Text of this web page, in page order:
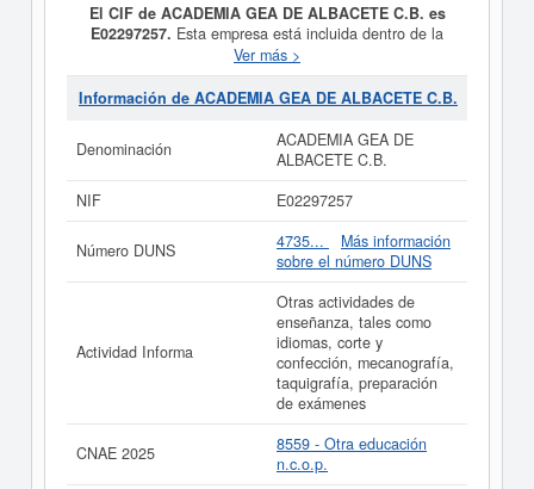
El CIF de ACADEMIA GEA DE ALBACETE C.B. es
E02297257. Esta empresa está incluida dentro de la
categoría CNAE 8559 - Otra educación n.c.o.p.. Dentro
del Sistema Internacional de Clasificación de actividades
empresariales, la empresaACADEMIA GEA DE
Esta ficha de empresa ha sido consultada 8 veces, la
última consulta se ha producido el 14/11/2011. En la
puede solicitar esta empresa las demás que estén
Si está interesado en conocer más datos de la empresa
ACADEMIA GEA DE ALBACETE C.B. puedeacceder
inmediatamente a este Informe ampliado
de ACADEMIA
GEA DE ALBACETE C.B. y consultar los resultados de
sus años de actividad, así como los balances y cuentas
de resultados disponibles.
La última actualización del informe de empresa se ha
realizado el 11/09/2024.
Ver más >
Información de ACADEMIA GEA DE ALBACETE C.B.
Denominación
ACADEMIA GEA DE
ALBACETE C.B.
NIF
E02297257
Número DUNS 4735...
Más información
sobre el número DUNS
Actividad Informa
Otras actividades de
enseñanza, tales como
idiomas, corte y
confección, mecanografía,
taquigrafía, preparación
de exámenes
CNAE 2025
8559 - Otra educación
n.c.o.p.